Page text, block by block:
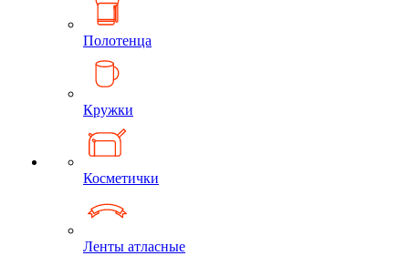
Полотенца
Кружки
Косметички
Ленты атласные